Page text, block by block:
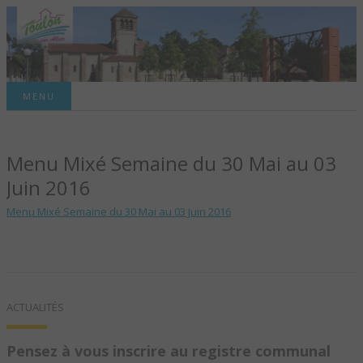
TOULON-SUR-
ALLIER – SITE
OFFICIEL DE LA
MENU
Menu Mixé Semaine du 30 Mai au 03
Juin 2016
Menu Mixé Semaine du 30 Mai au 03 Juin 2016
ACTUALITÉS
Pensez à vous inscrire au registre communal